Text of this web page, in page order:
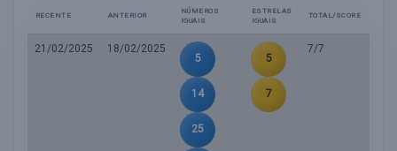
RECENTE ANTERIOR
NÚMEROS
IGUAIS
ESTRELAS
IGUAIS
TOTAL/SCORE
21/02/2025
18/02/2025
5
14
25
5
7
7/7